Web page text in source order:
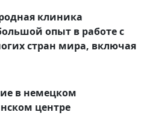
клиника
опыт в работе с
стран мира, включая